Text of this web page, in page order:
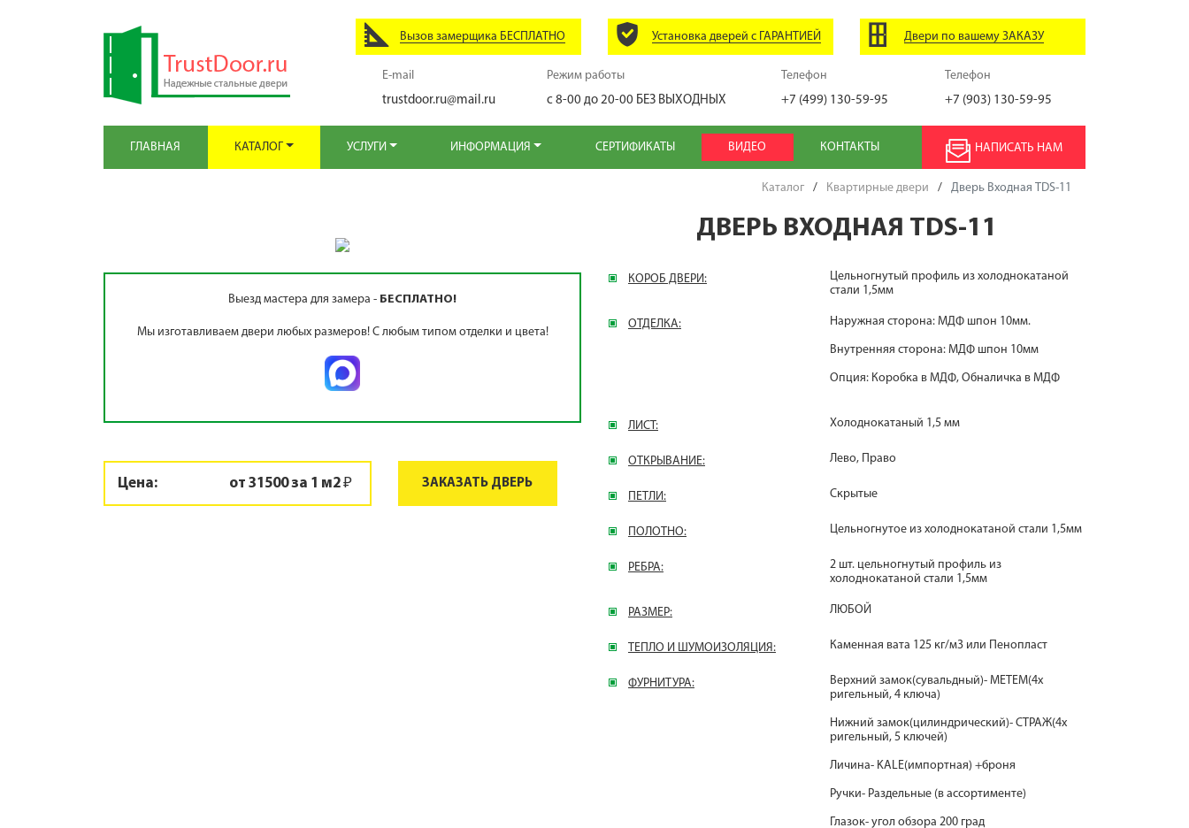
Вызов замерщика БЕСПЛАТНО Установка дверей с ГАРАНТИЕЙ Двери по вашему ЗАКАЗУ
E-mail
trustdoor.ru@mail.ru
Режим работы
с 8-00 до 20-00 БЕЗ ВЫХОДНЫХ
Телефон
+7 (499) 130-59-95
Телефон
+7 (903) 130-59-95
ГЛАВНАЯ КАТАЛОГ УСЛУГИ ИНФОРМАЦИЯ СЕРТИФИКАТЫ ВИДЕО КОНТАКТЫ НАПИСАТЬ НАМ
Каталог / Квартирные двери / Дверь Входная TDS-11
Выезд мастера для замера - БЕСПЛАТНО!
Мы изготавливаем двери любых размеров! С любым типом отделки и цвета!
Цена: от 31500 за 1 м2 ₽ ЗАКАЗАТЬ ДВЕРЬ
ДВЕРЬ ВХОДНАЯ TDS-11
КОРОБ ДВЕРИ:
Цельногнутый профиль из холоднокатаной
стали 1,5мм
ОТДЕЛКА: Наружная сторона: МДФ шпон 10мм.
Внутренняя сторона: МДФ шпон 10мм
Опция: Коробка в МДФ, Обналичка в МДФ
ЛИСТ: Холоднокатаный 1,5 мм
ОТКРЫВАНИЕ: Лево, Право
ПЕТЛИ: Скрытые
ПОЛОТНО: Цельногнутое из холоднокатаной стали 1,5мм
РЕБРА:
2 шт. цельногнутый профиль из
холоднокатаной стали 1,5мм
РАЗМЕР: ЛЮБОЙ
ТЕПЛО И ШУМОИЗОЛЯЦИЯ: Каменная вата 125 кг/м3 или Пенопласт
ФУРНИТУРА:
Верхний замок(сувальдный)- МЕТЕМ(4х
ригельный, 4 ключа)
Нижний замок(цилиндрический)- СТРАЖ(4х
ригельный, 5 ключей)
Личина- KALE(импортная) +броня
Ручки- Раздельные (в ассортименте)
Глазок- угол обзора 200 град